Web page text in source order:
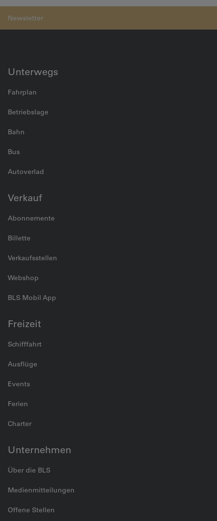
Unterwegs
Fahrplan
Betriebslage
Bahn
Bus
Autoverlad
Verkauf
Abonnemente
Billette
Verkaufsstellen
Webshop
BLS Mobil App
Freizeit
Schifffahrt
Ausflüge
Events
Ferien
Charter
Unternehmen
Über die BLS
Medienmitteilungen
Offene Stellen